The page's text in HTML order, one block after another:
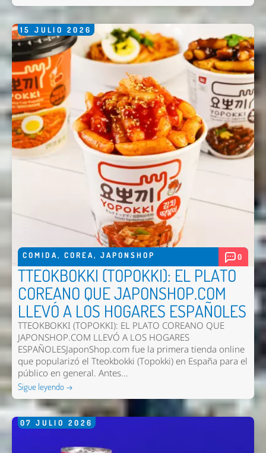
15 JULIO 2026
COMIDA, COREA, JAPONSHOP 0
TTEOKBOKKI (TOPOKKI): EL PLATO
COREANO QUE JAPONSHOP.COM
LLEVÓ A LOS HOGARES ESPAÑOLES
TTEOKBOKKI (TOPOKKI): EL PLATO COREANO QUE
JAPONSHOP.COM LLEVÓ A LOS HOGARES
ESPAÑOLESJaponShop.com fue la primera tienda online
que popularizó el Tteokbokki (Topokki) en España para el
público en general. Antes...
Sigue leyendo →
07 JULIO 2026
Enviar